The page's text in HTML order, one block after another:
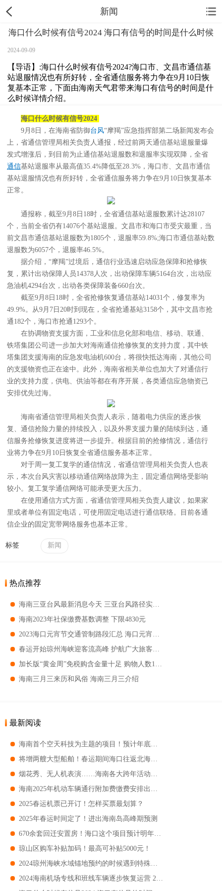
新闻
海口什么时候有信号2024 海口有信号的时间是什么时候
2024-09-09
【导语】:海口什么时候有信号2024?海口市、文昌市通信基
站退服情况也有所好转，全省通信服务将力争在9月10日恢
复基本正常，下面由海南天气君带来海口有信号的时间是什
么时候详情介绍。
海口什么时候有信号2024
9月8日，在海南省防御台风“摩羯”应急指挥部第二场新闻发布会
上，省通信管理局相关负责人通报，经过前两天通信基站退服量爆
发式增涨后，到目前为止通信基站退服数和退服率实现双降，全省
通信基站退服率从最高值35.4%降低至28.3%，海口市、文昌市通信
基站退服情况也有所好转，全省通信服务将力争在9月10日恢复基本
正常。
通报称，截至9月8日18时，全省通信基站退服数累计达28107
个，当前全省仍有14076个基站退服。文昌市和海口市受灾最重，当
前文昌市通信基站退服数为1805个，退服率59.8%;海口市通信基站数
退服数为6057个，退服率46.5%。
据介绍，“摩羯”过境后，通信行业迅速启动应急保障和抢修恢
复，累计出动保障人员14378人次，出动保障车辆5164台次，出动应
急油机4294台次，出动各类保障装备660台次。
截至9月8日18时，全省抢修恢复通信基站14031个，修复率为
49.9%。从9月7日20时到现在，全省抢通基站3158个，其中文昌市抢
通182个，海口市抢通1293个。
在协调物资支援方面，工业和信息化部和电信、移动、联通、
铁塔集团公司进一步加大对海南通信抢修恢复的支持力度，其中铁
塔集团支援海南的应急发电油机600台，将很快抵达海南，其他公司
的支援物资也正在途中。此外，海南省相关单位也加大了对通信行
业的支持力度，供电、供油等都在有序开展，各类通信应急物资已
安排优先过海。
海南省通信管理局相关负责人表示，随着电力供应的逐步恢
复、通信抢险力量的持续投入，以及外界支援力量的陆续到达，通
信服务抢修恢复进度将进一步提升。根据目前的抢修情况，通信行
业将力争在9月10日恢复全省通信服务基本正常。
对于周一复工复学的通信情况，省通信管理局相关负责人也表
示，本次台风灾害以移动通信网络故障为主，固定通信网络受影响
较小。复工复学通信网络可能承受更大压力。
在使用通信方式方面，省通信管理局相关负责人建议，如果家
里或者单位有固定电话，可使用固定电话进行通信联络。目前各通
信企业的固定宽带网络服务也基本正常。
标签 新闻
热点推荐
海南2023年社保缴费基数调整 下限4830元
海南三月三来历和风俗 海南三月三介绍
最新阅读
2025春运机票已开订！怎样买票最划算？
2025年春运时间定了！进出海南岛高峰期预测
琼山区购车补贴加码！最高可补贴5000元！